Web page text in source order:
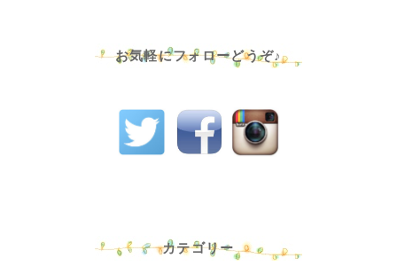
お気軽にフォローどうぞ♪
カテゴリー